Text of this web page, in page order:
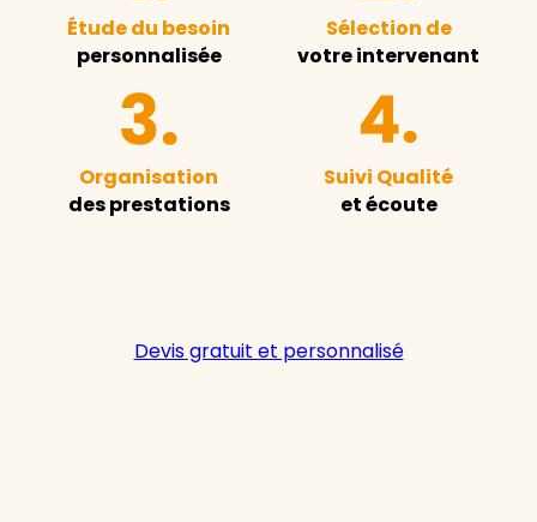
Étude du besoin
personnalisée
Sélection de
votre intervenant
Organisation
des prestations
Suivi Qualité
et écoute
Devis gratuit et personnalisé